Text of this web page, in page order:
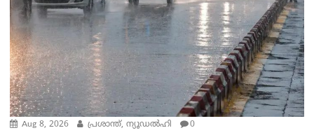
Aug 8, 2026 പ്രശാന്ത്, ന്യൂഡല്‍ഹി 0